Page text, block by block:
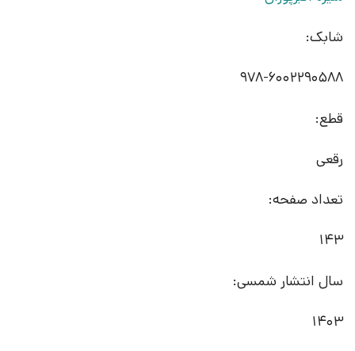
شابک:
قطع:
رقعی
تعداد صفحه:
143
سال انتشار شمسی:
1403